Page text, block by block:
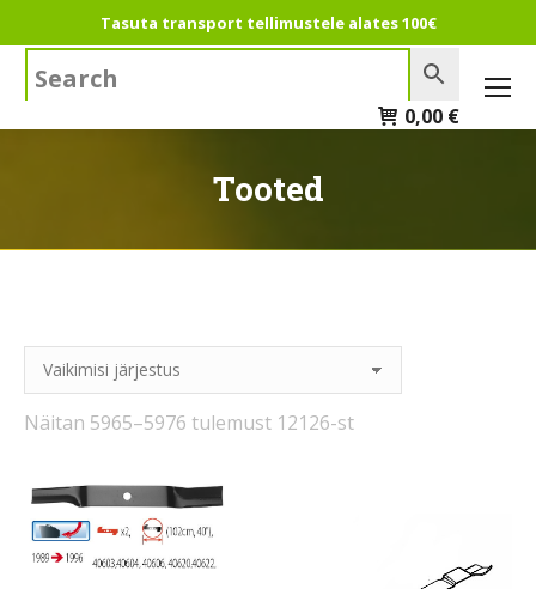
Tasuta transport tellimustele alates 100€
0,00 €
Tooted
Näitan 5965–5976 tulemust 12126-st